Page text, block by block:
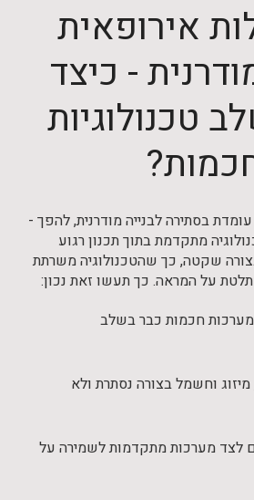
אירופאית
- כיצד
טכנולוגיות
בסתירה לבנייה מודרנית, להפך -
מתקדמת בתוך תכנון רגוע
שקטה, כך שהטכנולוגיה משרתת
על המראה. כך תעשו זאת נכון:
חכמות כבר בשלב
וחשמל בצורה נסתרת ולא
לצד מערכות מתקדמות לשמירה על